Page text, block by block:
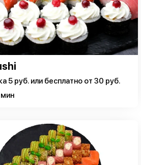
5 руб. или бесплатно от 30 руб.